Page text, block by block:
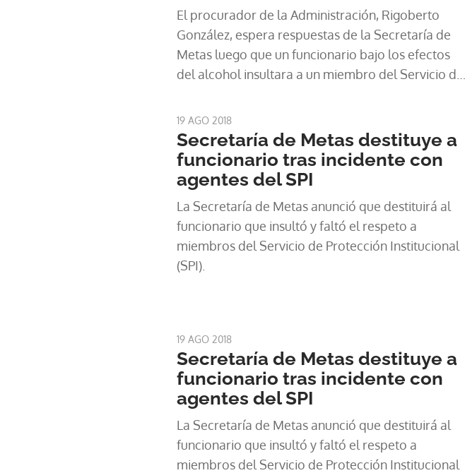
El procurador de la Administración, Rigoberto
González, espera respuestas de la Secretaría de
Metas luego que un funcionario bajo los efectos
del alcohol insultara a un miembro del Servicio de
semana tras ser detenido en un control de
vigilancia.
19 AGO 2018
Secretaría de Metas destituye a
funcionario tras incidente con
agentes del SPI
La Secretaría de Metas anunció que destituirá al
funcionario que insultó y faltó el respeto a
miembros del Servicio de Protección Institucional
(SPI).
19 AGO 2018
Secretaría de Metas destituye a
funcionario tras incidente con
agentes del SPI
La Secretaría de Metas anunció que destituirá al
funcionario que insultó y faltó el respeto a
miembros del Servicio de Protección Institucional